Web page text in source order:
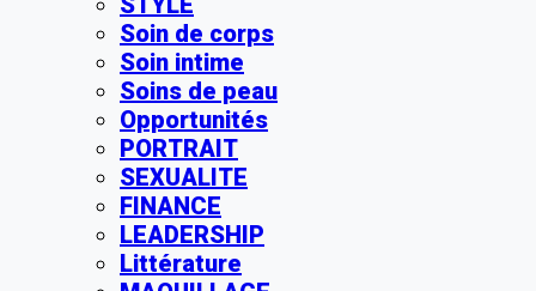
Soin de corps
Soin intime
Soins de peau
Opportunités
PORTRAIT
SEXUALITE
FINANCE
LEADERSHIP
Littérature